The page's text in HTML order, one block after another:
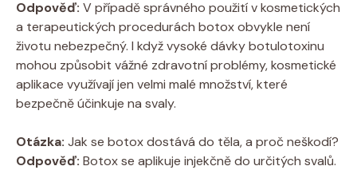
Odpověď: V případě správného použití v kosmetických
a terapeutických procedurách botox obvykle není
životu nebezpečný. I když vysoké dávky botulotoxinu
mohou způsobit vážné zdravotní problémy, kosmetické
aplikace využívají jen velmi malé množství, které
bezpečně účinkuje na svaly.
Otázka: Jak se botox dostává do těla, a proč neškodí?
Odpověď: Botox se aplikuje injekčně do určitých svalů.